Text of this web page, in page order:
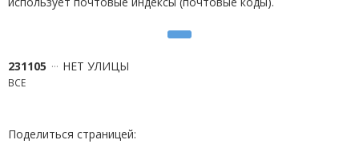
231105 НЕТ УЛИЦЫ
ВСЕ
Поделиться страницей: